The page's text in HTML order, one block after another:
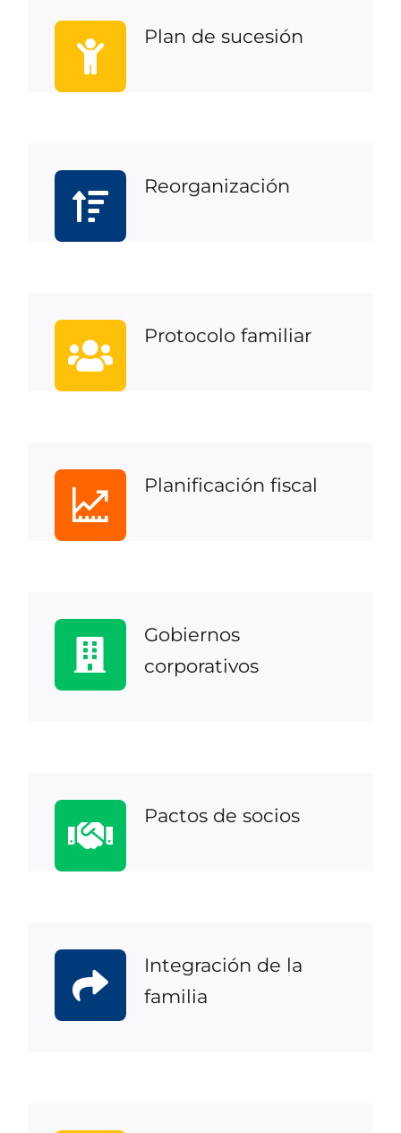
Plan de sucesión
Reorganización
Protocolo familiar
Planificación fiscal
Gobiernos
corporativos
Pactos de socios
Integración de la
familia